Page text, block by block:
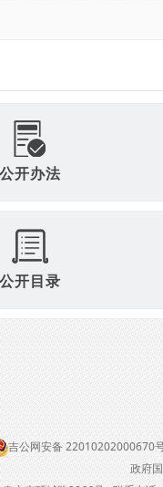
公开办法
公开目录
吉公网安备 22010202000670
政府